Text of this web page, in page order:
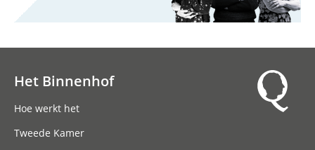
Het Binnenhof
Hoe werkt het
Tweede Kamer